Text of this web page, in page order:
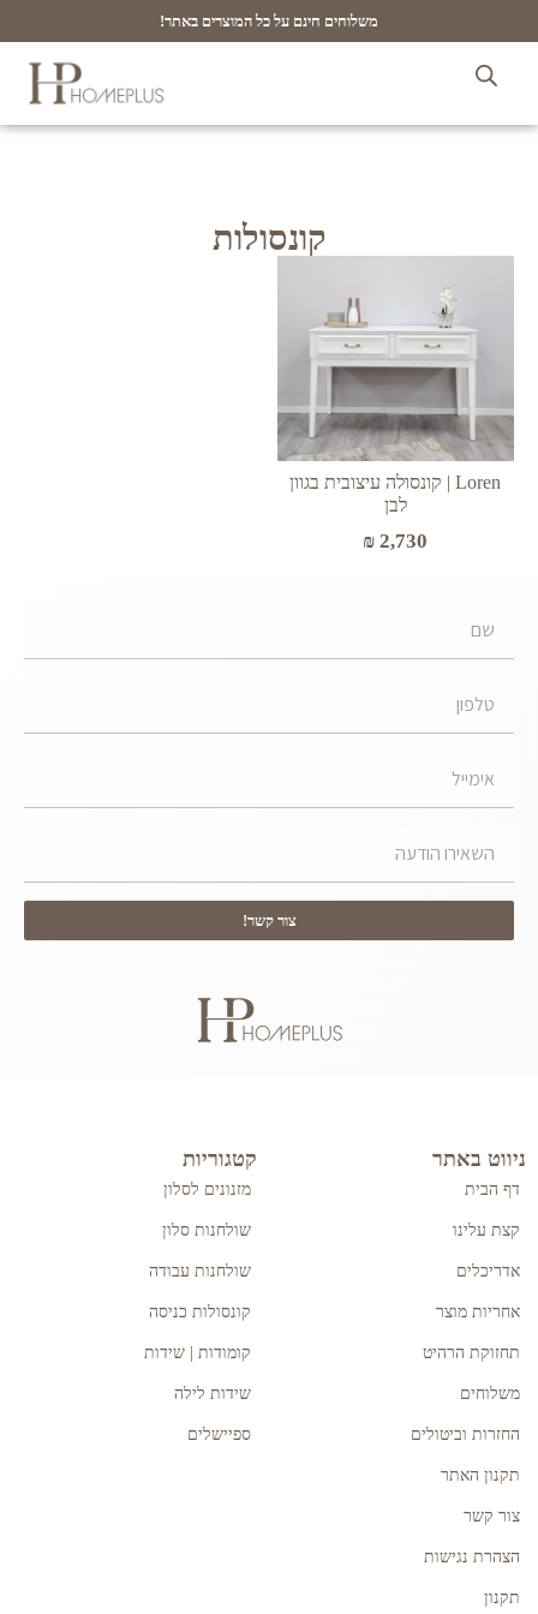
משלוחים חינם על כל המוצרים באתר!
קונסולות
Loren | קונסולה עיצובית בגוון
לבן
₪ 2,730
צור קשר!
ניווט באתר
דף הבית
קצת עלינו
אדריכלים
אחריות מוצר
תחזוקת הרהיט
משלוחים
החזרות וביטולים
תקנון האתר
צור קשר
הצהרת נגישות
תקנון
קטגוריות
מזנונים לסלון
שולחנות סלון
שולחנות עבודה
קונסולות כניסה
קומודות | שידות
שידות לילה
ספיישלים